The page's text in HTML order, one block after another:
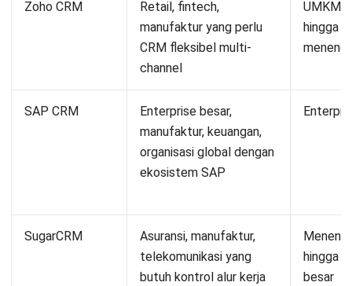
Zoho CRM
Retail, fintech,
manufaktur yang perlu
CRM fleksibel multi-
channel
UMKM
hingga
SAP CRM
Enterprise besar,
manufaktur, keuangan,
organisasi global dengan
ekosistem SAP
SugarCRM
Asuransi, manufaktur,
telekomunikasi yang
butuh kontrol alur kerja
hingga
besar